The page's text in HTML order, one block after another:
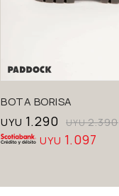
BOTA BORISA
UYU 1.290 UYU 2.390
UYU 1.097